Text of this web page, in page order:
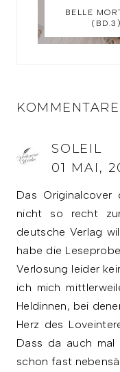
BELLE
KOMMENTARE
SOLEIL
01 MAI,
Das
nicht so recht
deutsche Verlag
habe die
Verlosung leider
ich mich
Heldinnen, bei
Herz des
Dass da auch
schon fast